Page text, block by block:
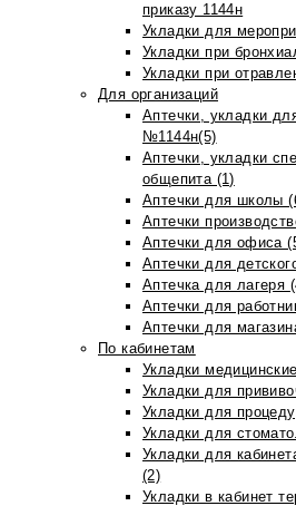
приказу 1144н
Укладки для
Укладки при
Укладки при
Для организаций
Аптечки, укладки
№1144н(5)
Аптечки, укладки
общепита (1)
Аптечки для школы
Аптечки
Аптечки для офиса
Аптечки для
Аптечка для лагеря
Аптечки для
Аптечки для
По кабинетам
Укладки
Укладки для
Укладки для
Укладки для
Укладки для
(2)
Укладки в кабинет